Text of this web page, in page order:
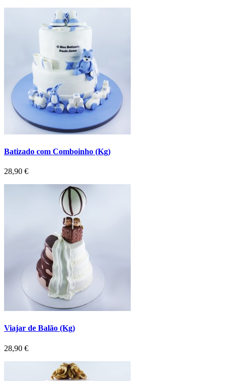
Batizado com Comboinho (Kg)
Preço
28,90 €
Viajar de Balão (Kg)
Preço
28,90 €